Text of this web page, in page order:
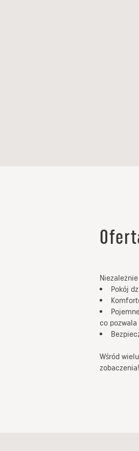
Pokój
co
Wśród
zobaczenia!